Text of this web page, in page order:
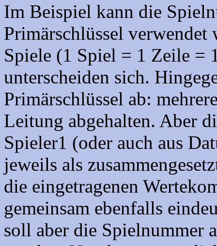
Im Beispiel kann die
Primärschlüssel
Spiele (1 Spiel = 1 Zeile =
unterscheiden sich.
Primärschlüssel ab:
Leitung abgehalten. Aber
Spieler1 (oder auch aus
jeweils als
die eingetragenen
gemeinsam ebenfalls
soll aber die Spielnummer